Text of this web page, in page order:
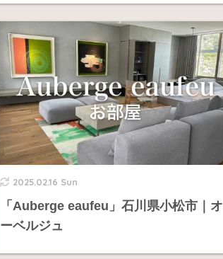
2025.02.16 Sun
「Auberge eaufeu」石川県小松市｜オ
ーベルジュ